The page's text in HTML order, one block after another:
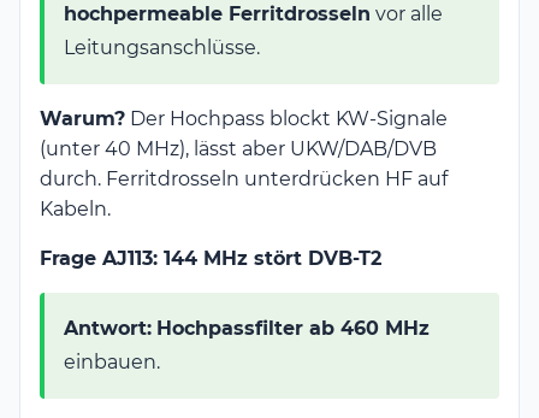
hochpermeable Ferritdrosseln vor alle
Leitungsanschlüsse.
Warum? Der Hochpass blockt KW-Signale
(unter 40 MHz), lässt aber UKW/DAB/DVB
durch. Ferritdrosseln unterdrücken HF auf
Kabeln.
Frage AJ113: 144 MHz stört DVB-T2
Antwort: Hochpassfilter ab 460 MHz
einbauen.